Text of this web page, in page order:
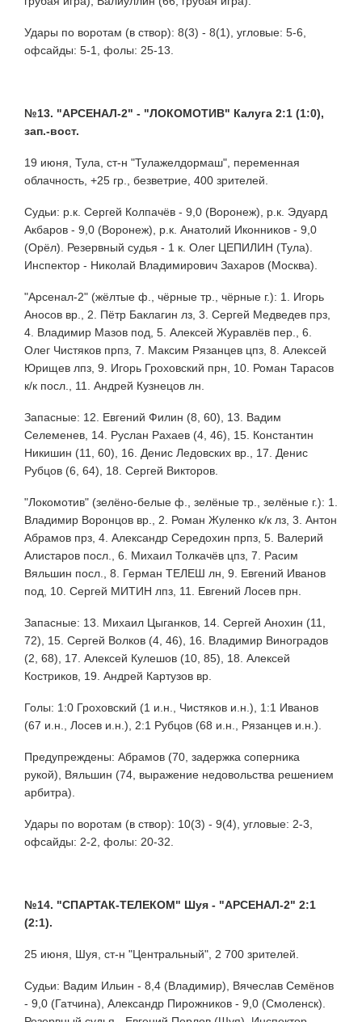
Удары по воротам (в створ): 8(3) - 8(1), угловые: 5-6,
офсайды: 5-1, фолы: 25-13.
№13. "АРСЕНАЛ-2" - "ЛОКОМОТИВ" Калуга 2:1 (1:0),
зап.-вост.
19 июня, Тула, ст-н "Тулажелдормаш", переменная
облачность, +25 гр., безветрие, 400 зрителей.
Судьи: р.к. Сергей Колпачёв - 9,0 (Воронеж), р.к. Эдуард
Акбаров - 9,0 (Воронеж), р.к. Анатолий Иконников - 9,0
(Орёл). Резервный судья - 1 к. Олег ЦЕПИЛИН (Тула).
Инспектор - Николай Владимирович Захаров (Москва).
"Арсенал-2" (жёлтые ф., чёрные тр., чёрные г.): 1. Игорь
Аносов вр., 2. Пётр Баклагин лз, 3. Сергей Медведев прз,
4. Владимир Мазов под, 5. Алексей Журавлёв пер., 6.
Олег Чистяков прпз, 7. Максим Рязанцев цпз, 8. Алексей
Юрищев лпз, 9. Игорь Гроховский прн, 10. Роман Тарасов
к/к посл., 11. Андрей Кузнецов лн.
Запасные: 12. Евгений Филин (8, 60), 13. Вадим
Селеменев, 14. Руслан Рахаев (4, 46), 15. Константин
Никишин (11, 60), 16. Денис Ледовских вр., 17. Денис
Рубцов (6, 64), 18. Сергей Викторов.
"Локомотив" (зелёно-белые ф., зелёные тр., зелёные г.): 1.
Владимир Воронцов вр., 2. Роман Жуленко к/к лз, 3. Антон
Абрамов прз, 4. Александр Середохин прпз, 5. Валерий
Алистаров посл., 6. Михаил Толкачёв цпз, 7. Расим
Вяльшин посл., 8. Герман ТЕЛЕШ лн, 9. Евгений Иванов
под, 10. Сергей МИТИН лпз, 11. Евгений Лосев прн.
Запасные: 13. Михаил Цыганков, 14. Сергей Анохин (11,
72), 15. Сергей Волков (4, 46), 16. Владимир Виноградов
(2, 68), 17. Алексей Кулешов (10, 85), 18. Алексей
Костриков, 19. Андрей Картузов вр.
Голы: 1:0 Гроховский (1 и.н., Чистяков и.н.), 1:1 Иванов
(67 и.н., Лосев и.н.), 2:1 Рубцов (68 и.н., Рязанцев и.н.).
Предупреждены: Абрамов (70, задержка соперника
рукой), Вяльшин (74, выражение недовольства решением
арбитра).
Удары по воротам (в створ): 10(3) - 9(4), угловые: 2-3,
офсайды: 2-2, фолы: 20-32.
№14. "СПАРТАК-ТЕЛЕКОМ" Шуя - "АРСЕНАЛ-2" 2:1
(2:1).
25 июня, Шуя, ст-н "Центральный", 2 700 зрителей.
Судьи: Вадим Ильин - 8,4 (Владимир), Вячеслав Семёнов
- 9,0 (Гатчина), Александр Пирожников - 9,0 (Смоленск).